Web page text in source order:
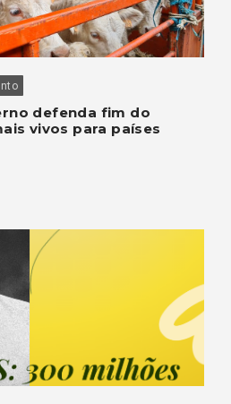
defenda fim do
vivos para países